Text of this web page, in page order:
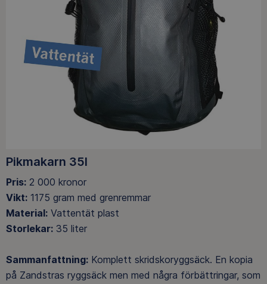
Pikmakarn 35l
Pris: 2 000 kronor
Vikt: 1175 gram med grenremmar
Material: Vattentät plast
Storlekar: 35 liter
Sammanfattning: Komplett skridskoryggsäck. En kopia
på Zandstras ryggsäck men med några förbättringar, som